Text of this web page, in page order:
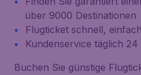
über 9000 Destinationen
Flugticket schnell,
Kundenservice täglich
Buchen Sie günstige